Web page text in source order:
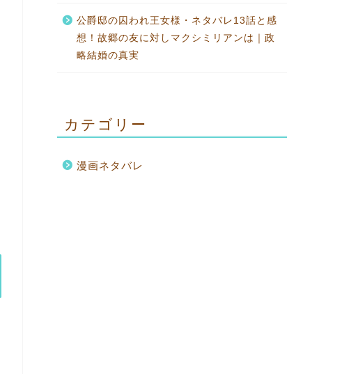
公爵邸の囚われ王女様・ネタバレ13話と感
想！故郷の友に対しマクシミリアンは｜政
略結婚の真実
カテゴリー
漫画ネタバレ